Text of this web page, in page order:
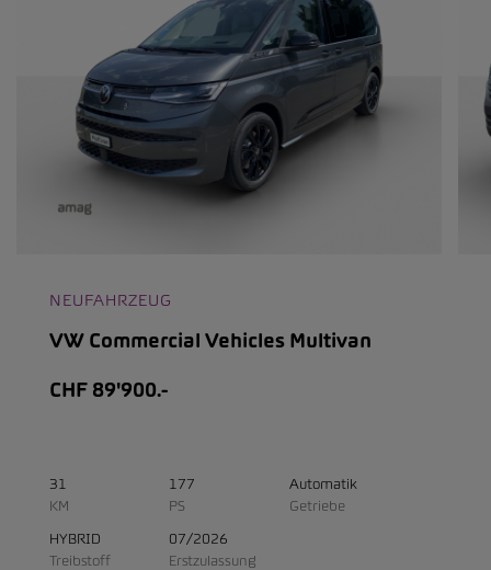
NEUFAHRZEUG
VW Commercial Vehicles Multivan
CHF 89'900.-
31
KM
177
PS
Automatik
Getriebe
HYBRID
Treibstoff
07/2026
Erstzulassung